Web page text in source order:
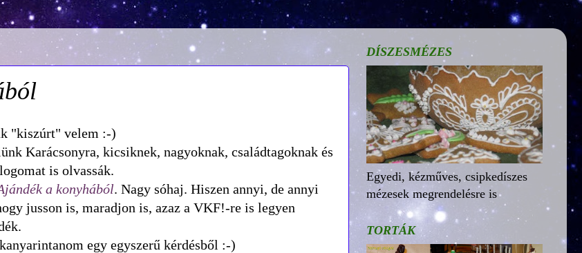
"kiszúrt" velem :-)
Karácsonyra, kicsiknek, nagyoknak, családtagoknak és
is olvassák.
a konyhából. Nagy sóhaj. Hiszen annyi, de annyi
jusson is, maradjon is, azaz a VKF!-re is legyen
egy egyszerű kérdésből :-)
DÍSZESMÉZES
Egyedi, kézműves, csipkedíszes
mézesek megrendelésre is
TORTÁK